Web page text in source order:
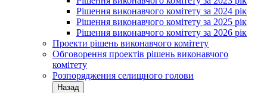
Рішення виконавчого комітету за 2024 рік
Рішення виконавчого комітету за 2025 рік
Рішення виконавчого комітету за 2026 рік
Проекти рішень виконавчого комітету
Обговорення проектів рішень виконавчого
комітету
Розпорядження селищного голови
Назад